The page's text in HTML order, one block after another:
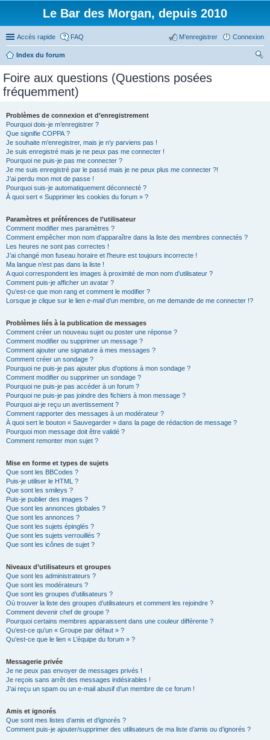
Le Bar des Morgan, depuis 2010
Accès rapide FAQ Connexion
M’enregistrer
Index du forum
Foire aux questions (Questions posées
fréquemment)
Problèmes de connexion et d’enregistrement
Pourquoi dois-je m’enregistrer ?
Que signifie COPPA ?
Je souhaite m’enregistrer, mais je n’y parviens pas !
Je suis enregistré mais je ne peux pas me connecter !
Pourquoi ne puis-je pas me connecter ?
Je me suis enregistré par le passé mais je ne peux plus me connecter ?!
J’ai perdu mon mot de passe !
Pourquoi suis-je automatiquement déconnecté ?
À quoi sert « Supprimer les cookies du forum » ?
Paramètres et préférences de l’utilisateur
Comment modifier mes paramètres ?
Comment empêcher mon nom d’apparaître dans la liste des membres connectés ?
Les heures ne sont pas correctes !
J’ai changé mon fuseau horaire et l’heure est toujours incorrecte !
Ma langue n’est pas dans la liste !
A quoi correspondent les images à proximité de mon nom d’utilisateur ?
Comment puis-je afficher un avatar ?
Qu’est-ce que mon rang et comment le modifier ?
Lorsque je clique sur le lien e-maild’un membre, on me demande de me connecter !?
Problèmes liés à la publication de messages
Comment créer un nouveau sujet ou poster une réponse ?
Comment modifier ou supprimer un message ?
Comment ajouter une signature à mes messages ?
Comment créer un sondage ?
Pourquoi ne puis-je pas ajouter plus d’options à mon sondage ?
Comment modifier ou supprimer un sondage ?
Pourquoi ne puis-je pas accéder à un forum ?
Pourquoi ne puis-je pas joindre des fichiers à mon message ?
Pourquoi ai-je reçu un avertissement ?
Comment rapporter des messages à un modérateur ?
À quoi sert le bouton « Sauvegarder » dans la page de rédaction de message ?
Pourquoi mon message doit être validé ?
Comment remonter mon sujet ?
Mise en forme et types de sujets
Que sont les BBCodes ?
Puis-je utiliser le HTML ?
Que sont les smileys ?
Puis-je publier des images ?
Que sont les annonces globales ?
Que sont les annonces ?
Que sont les sujets épinglés ?
Que sont les sujets verrouillés ?
Que sont les icônes de sujet ?
Niveaux d’utilisateurs et groupes
Que sont les administrateurs ?
Que sont les modérateurs ?
Que sont les groupes d’utilisateurs ?
Où trouver la liste des groupes d’utilisateurs et comment les rejoindre ?
Comment devenir chef de groupe ?
Pourquoi certains membres apparaissent dans une couleur différente ?
Qu’est-ce qu’un « Groupe par défaut » ?
Qu’est-ce que le lien « L’équipe du forum » ?
Messagerie privée
Je ne peux pas envoyer de messages privés !
Je reçois sans arrêt des messages indésirables !
J’ai reçu un spam ou un e-mail abusif d’un membre de ce forum !
Amis et ignorés
Que sont mes listes d’amis et d’ignorés ?
Comment puis-je ajouter/supprimer des utilisateurs de ma liste d’amis ou d’ignorés ?